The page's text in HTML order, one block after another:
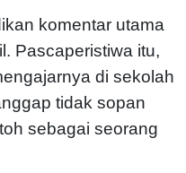
komentar utama
Pascaperistiwa itu,
di sekolah
tidak sopan
sebagai seorang